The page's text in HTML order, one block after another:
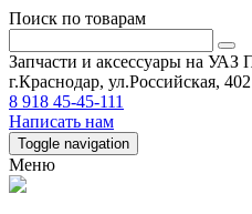
Поиск по товарам
Запчасти и аксессуары на УАЗ
г.Краснодар, ул.Российская, 402
8 918 45-45-111
Написать нам
Toggle navigation
Меню